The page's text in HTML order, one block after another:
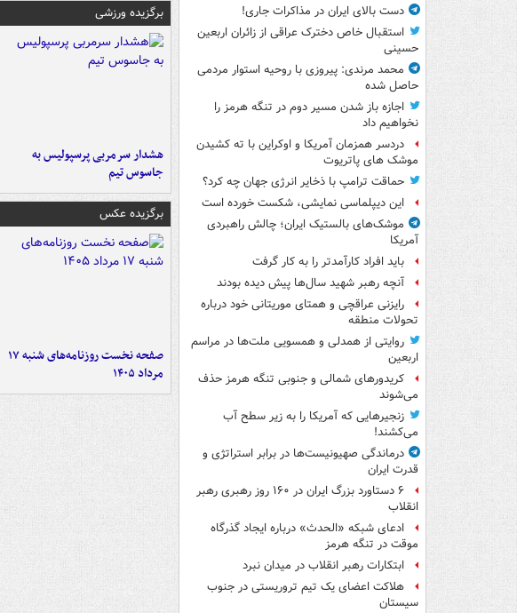
دست بالای ایران در مذاکرات جاری!
استقبال خاص دخترک عراقی از زائران اربعین
حسینی
محمد مرندی: پیروزی با روحیه استوار مردمی
حاصل شده
اجازه باز شدن مسیر دوم در تنگه هرمز را
نخواهیم داد
دردسر همزمان آمریکا و اوکراین با ته کشیدن
موشک های پاتریوت
حماقت ترامپ با ذخایر انرژی جهان چه کرد؟
این دیپلماسی نمایشی، شکست خورده است
موشک‌های بالستیک ایران؛ چالش راهبردی
آمریکا
باید افراد کارآمدتر را به کار گرفت
آنچه رهبر شهید سال‌ها پیش دیده بودند
رایزنی عراقچی و همتای موریتانی خود درباره
تحولات منطقه
روایتی از همدلی و همسویی ملت‌ها در مراسم
اربعین
کریدورهای شمالی و جنوبی تنگه هرمز حذف
می‌شوند
زنجیرهایی که آمریکا را به زیر سطح آب
می‌کشند!
درماندگی صهیونیست‌ها در برابر استراتژی و
قدرت ایران
۶ دستاورد بزرگ ایران در ۱۶۰ روز رهبری رهبر
انقلاب
ادعای شبکه «الحدث» درباره ایجاد گذرگاه
موقت در تنگه هرمز
ابتکارات رهبر انقلاب در میدان نبرد
هلاکت اعضای یک تیم تروریستی در جنوب
سیستان
برگزیده ورزشی
هشدار سرمربی پرسپولیس به
جاسوس تیم
برگزیده عکس
صفحه نخست روزنامه‌های شنبه ۱۷
مرداد ۱۴۰۵